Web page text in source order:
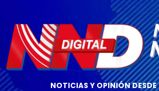
NOTICIAS Y OPINIÓN DESDE